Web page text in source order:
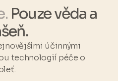
Pouze věda a
účinnými
technologií péče o